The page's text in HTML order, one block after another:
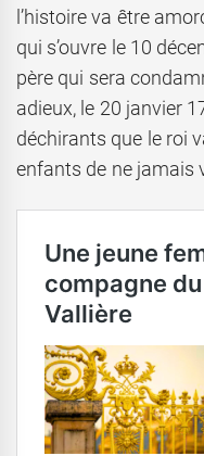
l’histoire va être
qui s’ouvre le 10
père qui sera
adieux, le 20 janvier
déchirants que le roi
enfants de ne jamais